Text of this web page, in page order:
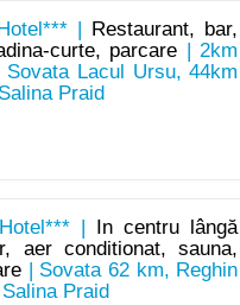
|
Restaurant, bar,
curte, parcare | 2km
Lacul Ursu, 44km
Praid
|
In centru lângă
aer conditionat, sauna,
| Sovata 62 km, Reghin
Praid